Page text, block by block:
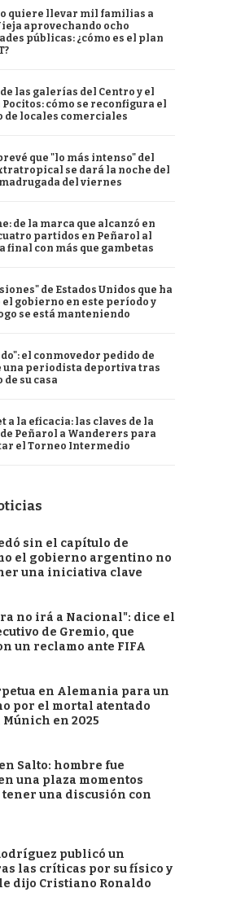
quiere llevar mil familias a
aprovechando ocho
públicas: ¿cómo es el plan
de las galerías del Centro y el
Pocitos: cómo se reconfigura el
de locales comerciales
que "lo más intenso" del
se dará la noche del
del viernes
de la marca que alcanzó en
partidos en Peñarol al
final con más que gambetas
de Estados Unidos que ha
gobierno en este período y
se está manteniendo
el conmovedor pedido de
una periodista deportiva tras
su casa
a la eficacia: las claves de la
Peñarol a Wanderers para
el Torneo Intermedio
sin el capítulo de
el gobierno argentino no
una iniciativa clave
no irá a Nacional": dice el
de Gremio, que
un reclamo ante FIFA
en Alemania para un
por el mortal atentado
Múnich en 2025
Salto: hombre fue
una plaza momentos
tener una discusión con
publicó un
las críticas por su físico y
dijo Cristiano Ronaldo